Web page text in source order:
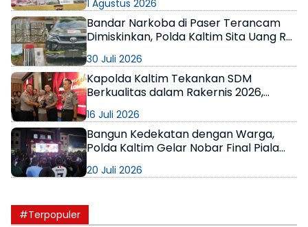
1 Agustus 2026
Bandar Narkoba di Paser Terancam
Dimiskinkan, Polda Kaltim Sita Uang Rp1
30 Juli 2026
Kapolda Kaltim Tekankan SDM
Berkualitas dalam Rakernis 2026,
16 Juli 2026
Bangun Kedekatan dengan Warga,
Polda Kaltim Gelar Nobar Final Piala
20 Juli 2026
#Terpopuler